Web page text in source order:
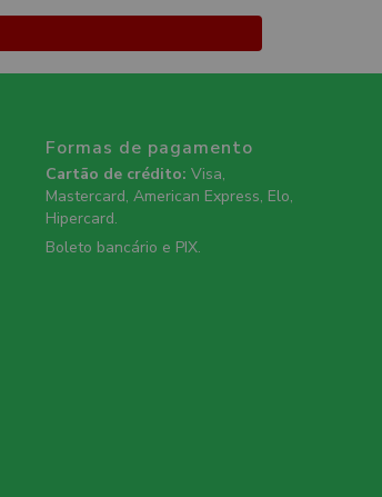
Formas de pagamento
Cartão de crédito: Visa,
Mastercard, American Express, Elo,
Hipercard.
Boleto bancário e PIX.